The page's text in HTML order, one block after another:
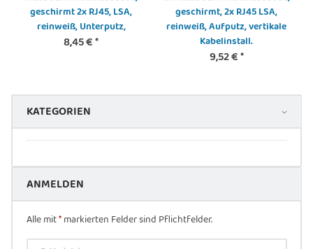
geschirmt 2x RJ45, LSA,
reinweiß, Unterputz,
8,45 €*
geschirmt, 2x RJ45 LSA,
reinweiß, Aufputz, vertikale
Kabelinstall.
9,52 €*
KATEGORIEN
ANMELDEN
Alle mit*markierten Felder sind Pflichtfelder.